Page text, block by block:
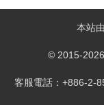
本站
© 2015-
客服電話：+886-2-